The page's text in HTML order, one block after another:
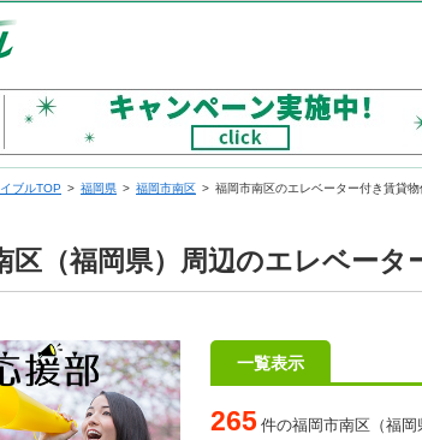
ブルTOP 福岡県 福岡市南区 福岡市南区のエレベーター付き賃貸物
区（福岡県）周辺のエレベータ
一覧表示
265 件の福岡市南区（福岡